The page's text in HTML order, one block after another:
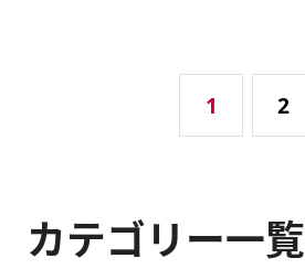
1 2
カテゴリー一覧